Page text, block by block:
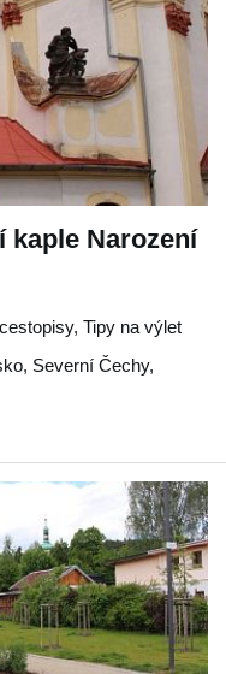
kaple Narození
Tipy na výlet
, Severní Čechy,